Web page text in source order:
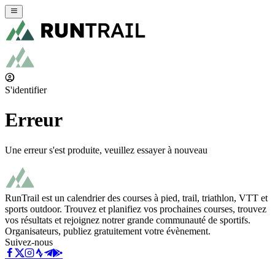
S'identifier
Erreur
Une erreur s'est produite, veuillez essayer à nouveau
RunTrail est un calendrier des courses à pied, trail, triathlon, VTT et
sports outdoor. Trouvez et planifiez vos prochaines courses, trouvez
vos résultats et rejoignez notrer grande communauté de sportifs.
Organisateurs, publiez gratuitement votre évènement.
Suivez-nous